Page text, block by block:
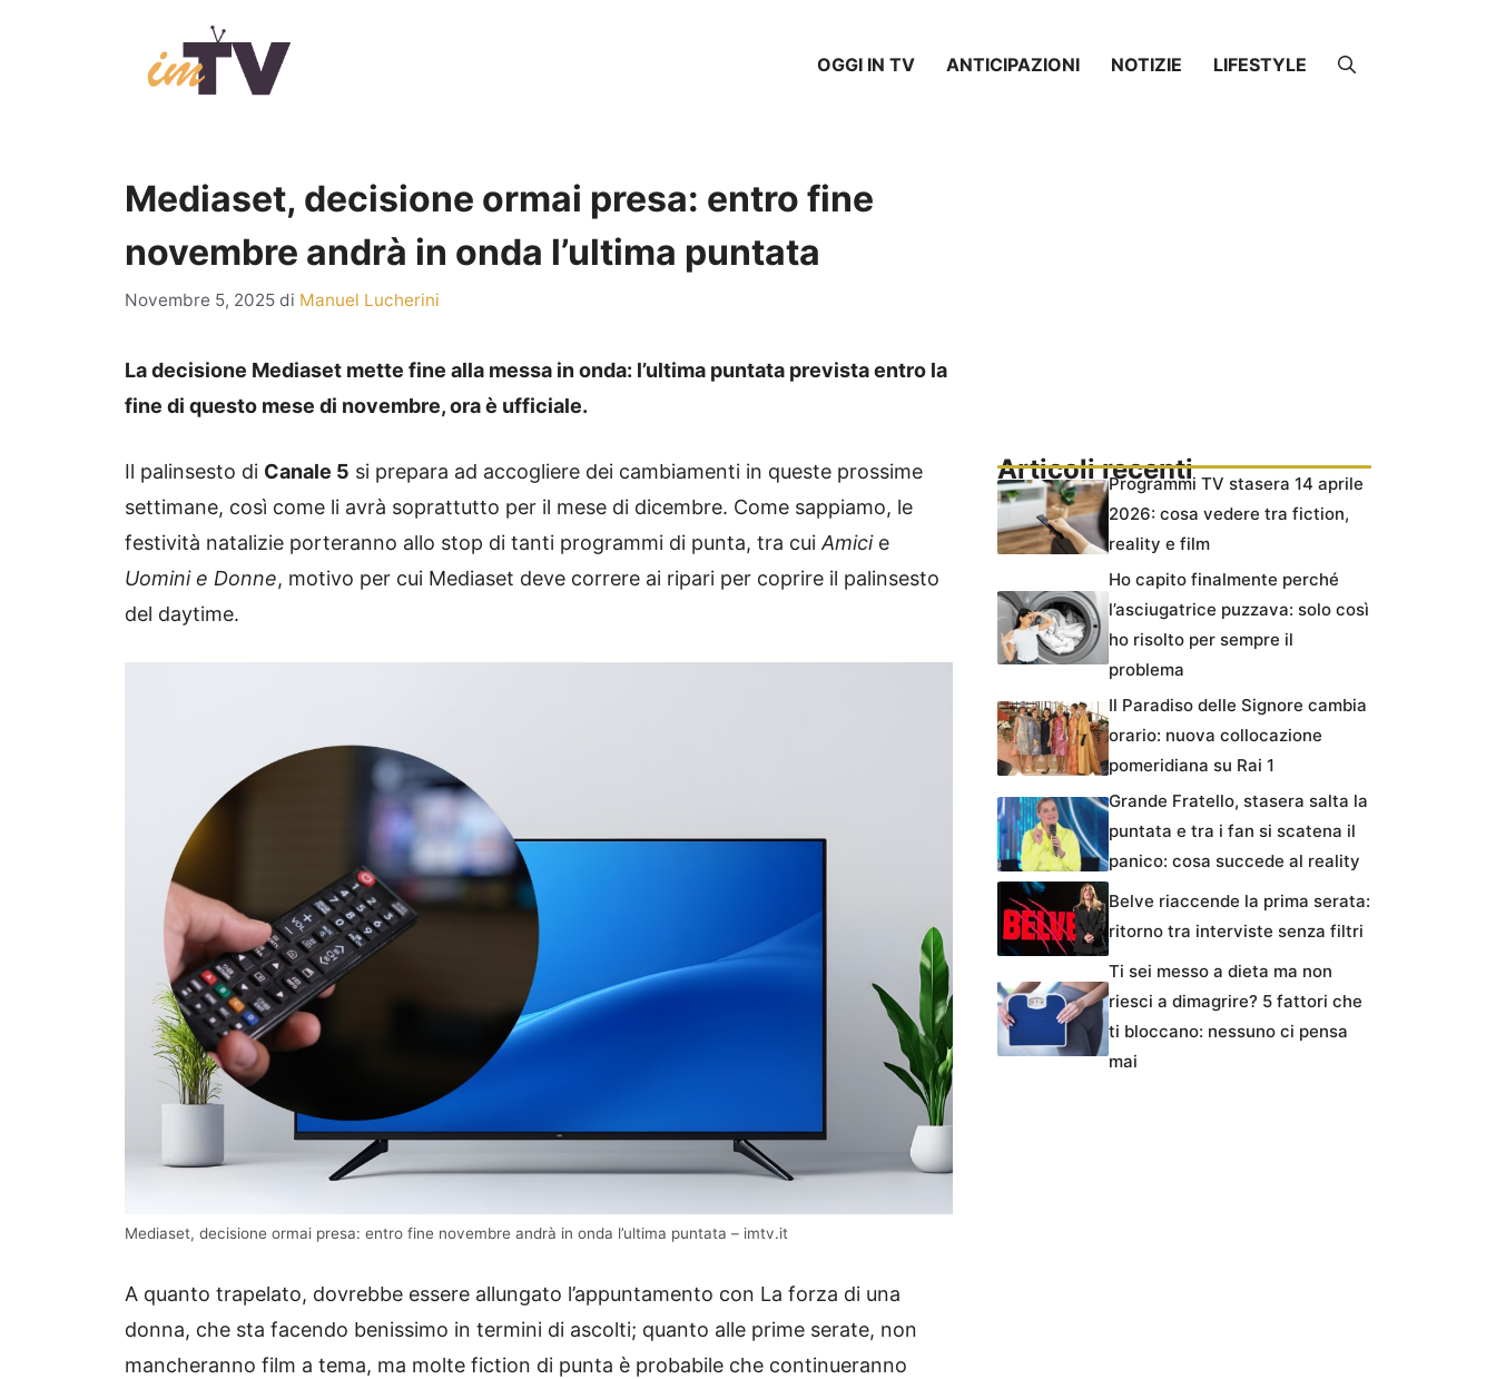
OGGI IN TV ANTICIPAZIONI NOTIZIE LIFESTYLE
Mediaset, decisione ormai presa: entro fine
novembre andrà in onda l’ultima puntata
Novembre 5, 2025 di Manuel Lucherini
La decisione Mediaset mette fine alla messa in onda: l’ultima puntata prevista entro la
fine di questo mese di novembre, ora è ufficiale.
Il palinsesto di Canale 5 si prepara ad accogliere dei cambiamenti in queste prossime
settimane, così come li avrà soprattutto per il mese di dicembre. Come sappiamo, le
festività natalizie porteranno allo stop di tanti programmi di punta, tra cui Amicie
Uomini e Donne, motivo per cui Mediaset deve correre ai ripari per coprire il palinsesto
del daytime.
Mediaset, decisione ormai presa: entro fine novembre andrà in onda l’ultima puntata – imtv.it
A quanto trapelato, dovrebbe essere allungato l’appuntamento con La forza di una
donna, che sta facendo benissimo in termini di ascolti; quanto alle prime serate, non
mancheranno film a tema, ma molte fiction di punta è probabile che continueranno
Articoli recentiProgrammi TV stasera 14 aprile
2026: cosa vedere tra fiction,
reality e film
Ho capito finalmente perché
l’asciugatrice puzzava: solo così
ho risolto per sempre il
problema
Il Paradiso delle Signore cambia
orario: nuova collocazione
pomeridiana su Rai 1
Grande Fratello, stasera salta la
puntata e tra i fan si scatena il
panico: cosa succede al reality
Belve riaccende la prima serata:
ritorno tra interviste senza filtri
Ti sei messo a dieta ma non
riesci a dimagrire? 5 fattori che
ti bloccano: nessuno ci pensa
mai